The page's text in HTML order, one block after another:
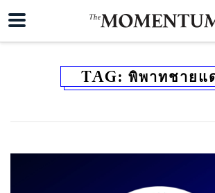
TAG: พิพาทชายแ